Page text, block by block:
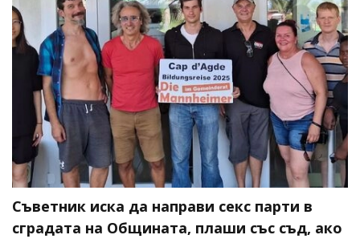
Съветник иска да направи секс парти в
сградата на Общината, плаши със съд, ако